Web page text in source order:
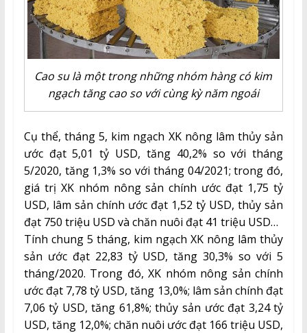
Cao su là một trong những nhóm hàng có kim
ngạch tăng cao so với cùng kỳ năm ngoái
Cụ thể, tháng 5, kim ngạch XK nông lâm thủy sản
ước đạt 5,01 tỷ USD, tăng 40,2% so với tháng
5/2020, tăng 1,3% so với tháng 04/2021; trong đó,
giá trị XK nhóm nông sản chính ước đạt 1,75 tỷ
USD, lâm sản chính ước đạt 1,52 tỷ USD, thủy sản
đạt 750 triệu USD và chăn nuôi đạt 41 triệu USD…
Tính chung 5 tháng, kim ngạch XK nông lâm thủy
sản ước đạt 22,83 tỷ USD, tăng 30,3% so với 5
tháng/2020. Trong đó, XK nhóm nông sản chính
ước đạt 7,78 tỷ USD, tăng 13,0%; lâm sản chính đạt
7,06 tỷ USD, tăng 61,8%; thủy sản ước đạt 3,24 tỷ
USD, tăng 12,0%; chăn nuôi ước đạt 166 triệu USD,